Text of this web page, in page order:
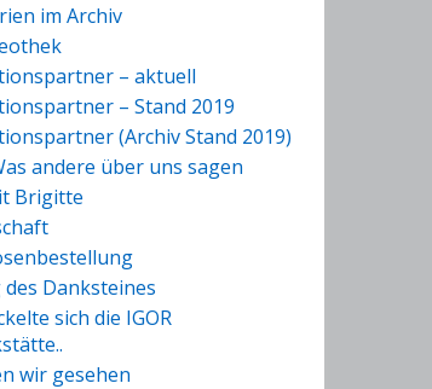
im Archiv
– aktuell
– Stand 2019
(Archiv Stand 2019)
andere über uns sagen
Brigitte
Danksteines
sich die IGOR
wir gesehen